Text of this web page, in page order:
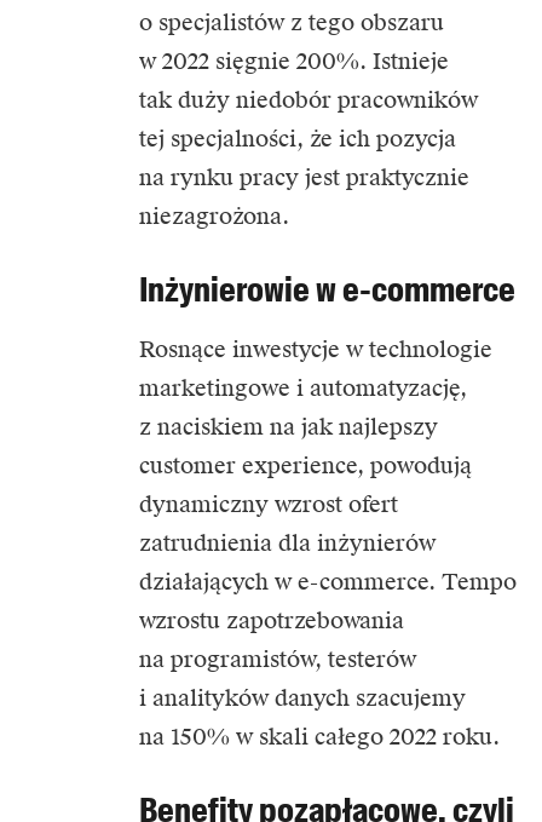
o specjalistów z tego obszaru
w 2022 sięgnie 200%. Istnieje
tak duży niedobór pracowników
tej specjalności, że ich pozycja
na rynku pracy jest praktycznie
niezagrożona.
Inżynierowie w e-commerce
Rosnące inwestycje w technologie
marketingowe i automatyzację,
z naciskiem na jak najlepszy
customer experience, powodują
dynamiczny wzrost ofert
zatrudnienia dla inżynierów
działających w e-commerce. Tempo
wzrostu zapotrzebowania
na programistów, testerów
i analityków danych szacujemy
na 150% w skali całego 2022 roku.
Benefity pozapłacowe, czyli